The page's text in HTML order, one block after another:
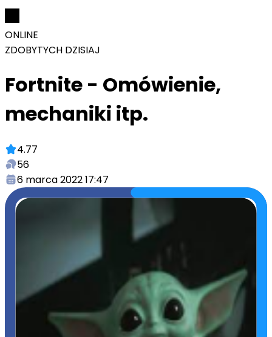
ONLINE
ZDOBYTYCH DZISIAJ
Fortnite - Omówienie,
mechaniki itp.
4.77
56
6 marca 2022 17:47